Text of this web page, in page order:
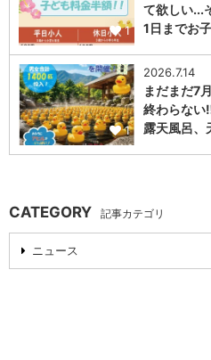
1
て欲しい...
1日までお
1
2026.7.14
まだまだ7
終わらない
露天風呂
CATEGORY 記事カテゴリ
ニュース